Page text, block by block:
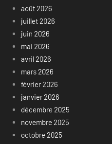
août 2026
juillet 2026
juin 2026
mai 2026
avril 2026
mars 2026
février 2026
janvier 2026
décembre 2025
novembre 2025
octobre 2025